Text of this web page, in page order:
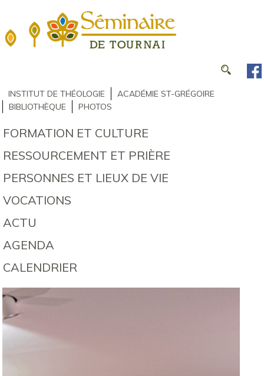
INSTITUT DE THÉOLOGIE
ACADÉMIE ST-GRÉGOIRE
BIBLIOTHÈQUE
PHOTOS
FORMATION ET CULTURE
RESSOURCEMENT ET PRIÈRE
PERSONNES ET LIEUX DE VIE
VOCATIONS
ACTU
AGENDA
CALENDRIER